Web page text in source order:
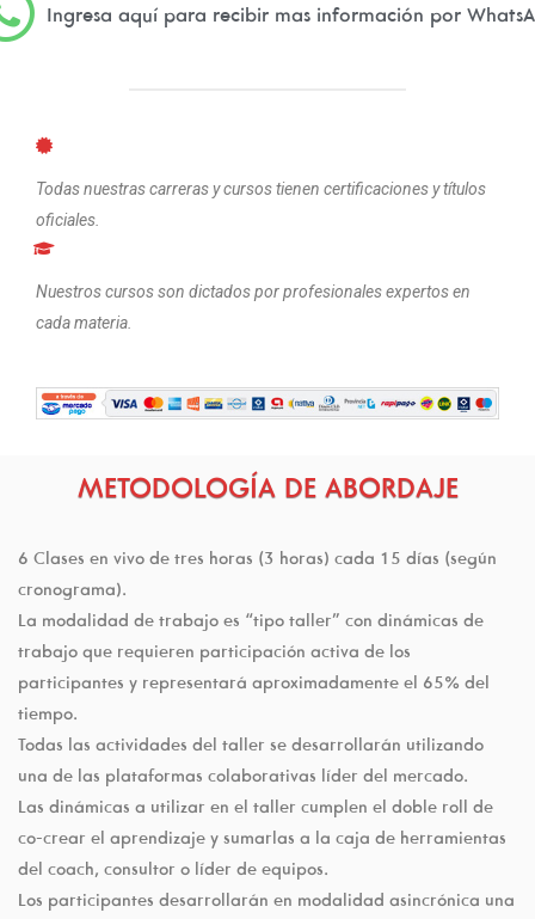
Ingresa aquí para recibir mas información por
Todas nuestras carreras y cursos tienen certificaciones y títulos
oficiales.
Nuestros cursos son dictados por profesionales expertos en
cada materia.
METODOLOGÍA DE ABORDAJE
6 Clases en vivo de tres horas (3 horas) cada 15 días (según
cronograma).
La modalidad de trabajo es “tipo taller” con dinámicas de
trabajo que requieren participación activa de los
participantes y representará aproximadamente el 65% del
tiempo.
Todas las actividades del taller se desarrollarán utilizando
una de las plataformas colaborativas líder del mercado.
Las dinámicas a utilizar en el taller cumplen el doble roll de
co-crear el aprendizaje y sumarlas a la caja de herramientas
del coach, consultor o líder de equipos.
Los participantes desarrollarán en modalidad asincrónica una